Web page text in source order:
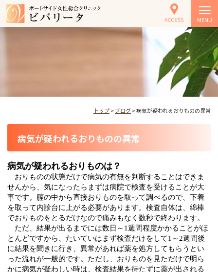
MENU
トップ>ブログ> 病気が疑われるおりものの異常
病気が疑われるおりものの異常
病気が疑われるおりものは？
おりものの状態だけで病気の有無を判断することはできま
せんから、気になったらまずは病院で検査を受けることが大
事です。腟の中から直接おりものを取って調べるので、下着
を取って内診台に上がる必要があります。検査自体は、綿棒
でおりものをとるだけなので痛みもなく数秒で終わります。
ただ、結果が出るまでには数日～ 1週間程度かかることがほ
とんどですから、たいていはまず検査だけをして1～2週間後
に結果を聞きに行き、異常があれば薬を処方してもらうとい
った流れが一般的です。ただし、おりものを見ただけで明ら
かに病気が疑わしい時は、検査結果を待たずに薬が出される